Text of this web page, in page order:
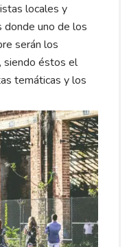
locales y
donde uno de los
serán los
siendo éstos el
temáticas y los